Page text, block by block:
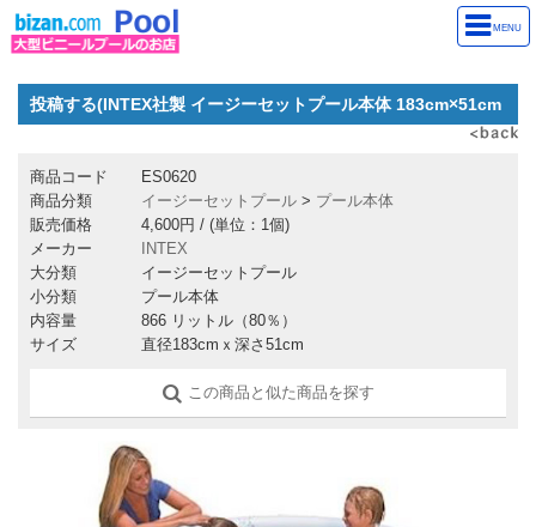
MENU
投稿する(INTEX社製 イージーセットプール本体 183cm×51cm
商品コード
ES0620
商品分類
イージーセットプール > プール本体
販売価格
4,600円 / (単位：1個)
メーカー
INTEX
大分類
イージーセットプール
小分類
プール本体
内容量
866 リットル（80％）
サイズ
直径183cmｘ深さ51cm
この商品と似た商品を探す